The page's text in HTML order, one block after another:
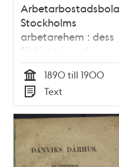
Stockholms
arbetarehem : dess
förhistoria och
utveckling / av
Agnes Lagerstedt
Tid
1890 till 1900
Typ
Text